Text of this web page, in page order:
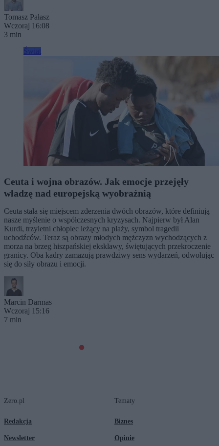
Tomasz Pałasz
Wczoraj 16:08
3 min
Ceuta i wojna obrazów. Jak emocje przejęły
władzę nad europejską wyobraźnią
Ceuta stała się miejscem zderzenia dwóch obrazów, które definiują
nasze myślenie o współczesnych kryzysach. Najpierw był Alan
Kurdi, trzyletni chłopiec leżący na plaży, symbol tragedii
uchodźców. Teraz są obrazy młodych mężczyzn wychodzących z
morza na brzeg hiszpańskiej eksklawy, świętujących przekroczenie
granicy. Oba kadry zamazują prawdziwy sens wydarzeń, odwołując
się do siły obrazu i emocji.
Marcin Darmas
Wczoraj 15:16
7 min
Zero.pl
Redakcja
Newsletter
Tematy
Biznes
Opinie